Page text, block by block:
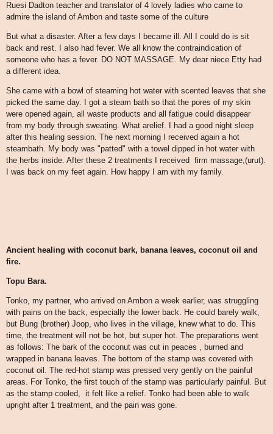
Ruesi Dadton teacher and translator of 4 lovely ladies who came to
admire the island of Ambon and taste some of the culture
But what a disaster. After a few days I became ill. All I could do is sit
back and rest. I also had fever. We all know the contraindication of
someone who has a fever. DO NOT MASSAGE. My dear niece Etty had
a different idea.
She came with a bowl of steaming hot water with scented leaves that she
picked the same day. I got a steam bath so that the pores of my skin
were opened again, all waste products and all fatigue could disappear
from my body through sweating. What arelief. I had a good night sleep
after this healing session. The next morning I received again a hot
steambath. My body was "patted" with a towel dipped in hot water with
the herbs inside. After these 2 treatments I received firm massage,(urut).
I was back on my feet again. How happy I am with my family.
Ancient healing with coconut bark, banana leaves, coconut oil and
fire.
Topu Bara.
Tonko, my partner, who arrived on Ambon a week earlier, was struggling
with pains on the back, especially the lower back. He could barely walk,
but Bung (brother) Joop, who lives in the village, knew what to do. This
time, the treatment will not be hot, but super hot. The preparations went
as follows: The bark of the coconut was cut in peaces , burned and
wrapped in banana leaves. The bottom of the stamp was covered with
coconut oil. The red-hot stamp was pressed very gently on the painful
areas. For Tonko, the first touch of the stamp was particularly painful. But
as the stamp cooled, it felt like a relief. Tonko had been able to walk
upright after 1 treatment, and the pain was gone.